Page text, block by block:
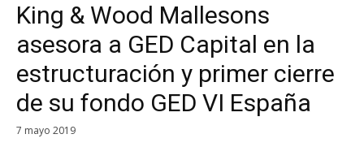
King & Wood Mallesons
asesora a GED Capital en la
estructuración y primer cierre
de su fondo GED VI España
7 mayo 2019